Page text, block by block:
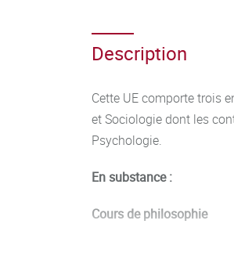
Description
Cette UE comporte trois
et Sociologie dont les
Psychologie.
En substance :
Cours de philosophie